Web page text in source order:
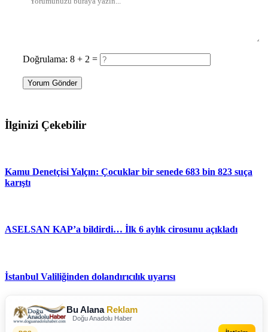
Doğrulama: 8 + 2 =
Yorum Gönder
İlginizi Çekebilir
Kamu Denetçisi Yalçın: Çocuklar bir senede 683 bin 823 suça
karıştı
ASELSAN KAP’a bildirdi… İlk 6 aylık cirosunu açıkladı
İstanbul Valiliğinden dolandırıcılık uyarısı
Bu Alana Reklam
Doğu Anadolu Haber